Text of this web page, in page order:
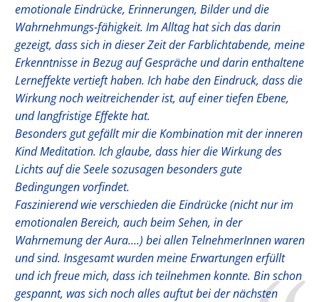
emotionale Eindrücke, Erinnerungen, Bilder und die
Wahrnehmungs-fähigkeit. Im Alltag hat sich das darin
gezeigt, dass sich in dieser Zeit der Farblichtabende, meine
Erkenntnisse in Bezug auf Gespräche und darin enthaltene
Lerneffekte vertieft haben. Ich habe den Eindruck, dass die
Wirkung noch weitreichender ist, auf einer tiefen Ebene,
und langfristige Effekte hat.
Besonders gut gefällt mir die Kombination mit der inneren
Kind Meditation. Ich glaube, dass hier die Wirkung des
Lichts auf die Seele sozusagen besonders gute
Bedingungen vorfindet.
Faszinierend wie verschieden die Eindrücke (nicht nur im
emotionalen Bereich, auch beim Sehen, in der
Wahrnemung der Aura....) bei allen TelnehmerInnen waren
und sind. Insgesamt wurden meine Erwartungen erfüllt
und ich freue mich, dass ich teilnehmen konnte. Bin schon
gespannt, was sich noch alles auftut bei der nächsten